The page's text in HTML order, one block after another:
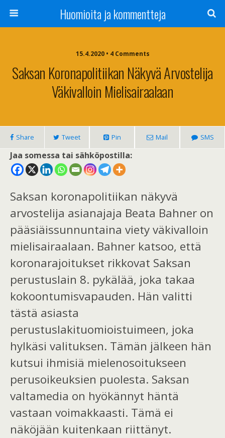
Huomioita ja kommentteja
15.4.2020 • 4 Comments
Saksan Koronapolitiikan Näkyvä Arvostelija
Väkivalloin Mielisairaalaan
Share Tweet Pin Mail SMS
Jaa somessa tai sähköpostilla:
Saksan koronapolitiikan näkyvä
arvostelija asianajaja Beata Bahner on
pääsiäissunnuntaina viety väkivalloin
mielisairaalaan. Bahner katsoo, että
koronarajoitukset rikkovat Saksan
perustuslain 8. pykälää, joka takaa
kokoontumisvapauden. Hän valitti
tästä asiasta
perustuslakituomioistuimeen, joka
hylkäsi valituksen. Tämän jälkeen hän
kutsui ihmisiä mielenosoitukseen
perusoikeuksien puolesta. Saksan
valtamedia on hyökännyt häntä
vastaan voimakkaasti. Tämä ei
näköjään kuitenkaan riittänyt.